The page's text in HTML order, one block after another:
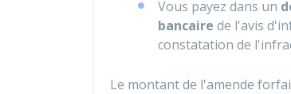
Vous payez dans un
bancaire de l'avis
constatation de
Le montant de l'amende